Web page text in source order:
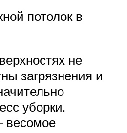
потолок в
не
загрязнения и
уборки.
весомое